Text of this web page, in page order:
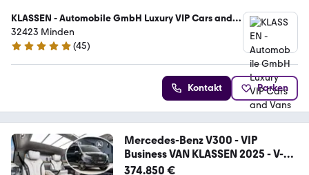
KLASSEN - Automobile GmbH Luxury VIP Cars and
Vans
32423 Minden
5 Sterne
(45)
Kontakt Parken
Mercedes-Benz V300 - VIP
Business VAN KLASSEN 2025 - V-
Klasse
374.850 €